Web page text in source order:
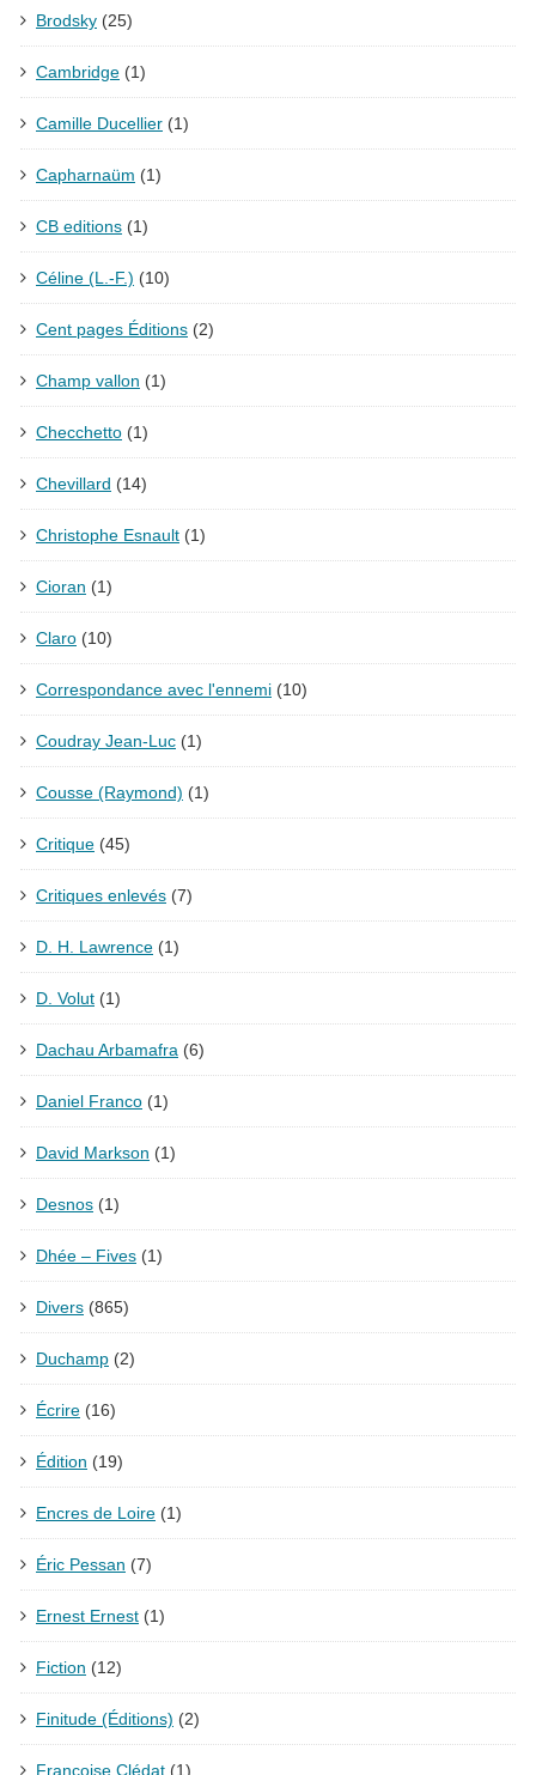
Brodsky (25)
Cambridge (1)
Camille Ducellier (1)
Capharnaüm (1)
CB editions (1)
Céline (L.-F.) (10)
Cent pages Éditions (2)
Champ vallon (1)
Checchetto (1)
Chevillard (14)
Christophe Esnault (1)
Cioran (1)
Claro (10)
Correspondance avec l'ennemi (10)
Coudray Jean-Luc (1)
Cousse (Raymond) (1)
Critique (45)
Critiques enlevés (7)
D. H. Lawrence (1)
D. Volut (1)
Dachau Arbamafra (6)
Daniel Franco (1)
David Markson (1)
Desnos (1)
Dhée – Fives (1)
Divers (865)
Duchamp (2)
Écrire (16)
Édition (19)
Encres de Loire (1)
Éric Pessan (7)
Ernest Ernest (1)
Fiction (12)
Finitude (Éditions) (2)
Françoise Clédat (1)